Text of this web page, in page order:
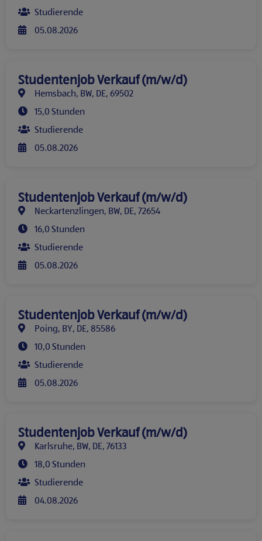
Studierende
05.08.2026
Studentenjob Verkauf (m/w/d)
Hemsbach, BW, DE, 69502
15,0 Stunden
Studierende
05.08.2026
Studentenjob Verkauf (m/w/d)
Neckartenzlingen, BW, DE, 72654
16,0 Stunden
Studierende
05.08.2026
Studentenjob Verkauf (m/w/d)
Poing, BY, DE, 85586
10,0 Stunden
Studierende
05.08.2026
Studentenjob Verkauf (m/w/d)
Karlsruhe, BW, DE, 76133
18,0 Stunden
Studierende
04.08.2026